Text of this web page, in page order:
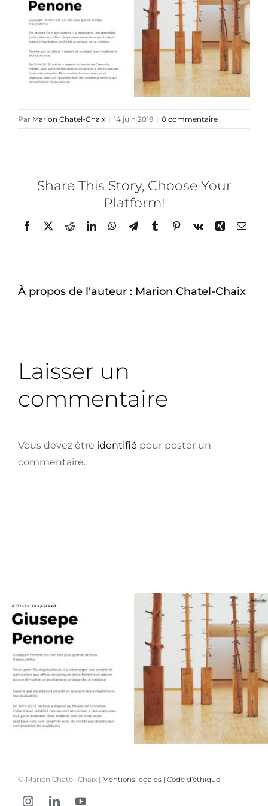
Collaborations
Direction créative
Par Marion Chatel-Chaix | 14 juin 2019 | 0 commentaire
Share This Story, Choose Your
Platform!
Facebook
TwitterRedditLinkedInWhatsApp
TelegramTumblrPinterest
Vk Xing Email
À propos de l'auteur : Marion Chatel-Chaix
Laisser un
commentaire
Vous devez être identifié pour poster un
commentaire.
© Marion Chatel-Chaix | Mentions légales| Code d’éthique|